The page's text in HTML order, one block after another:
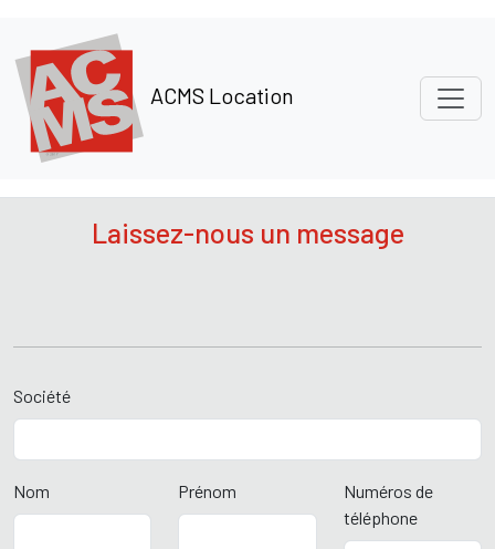
ACMS Location
Laissez-nous un message
Société
Nom Prénom
Numéros de
téléphone